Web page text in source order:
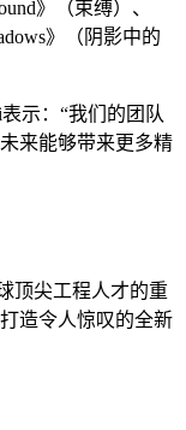
》（束缚）、
》（阴影中的
表示：“我们的团队
来能够带来更多精
顶尖工程人才的重
造令人惊叹的全新